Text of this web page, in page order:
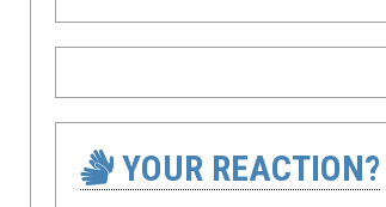
YOUR REACTION?